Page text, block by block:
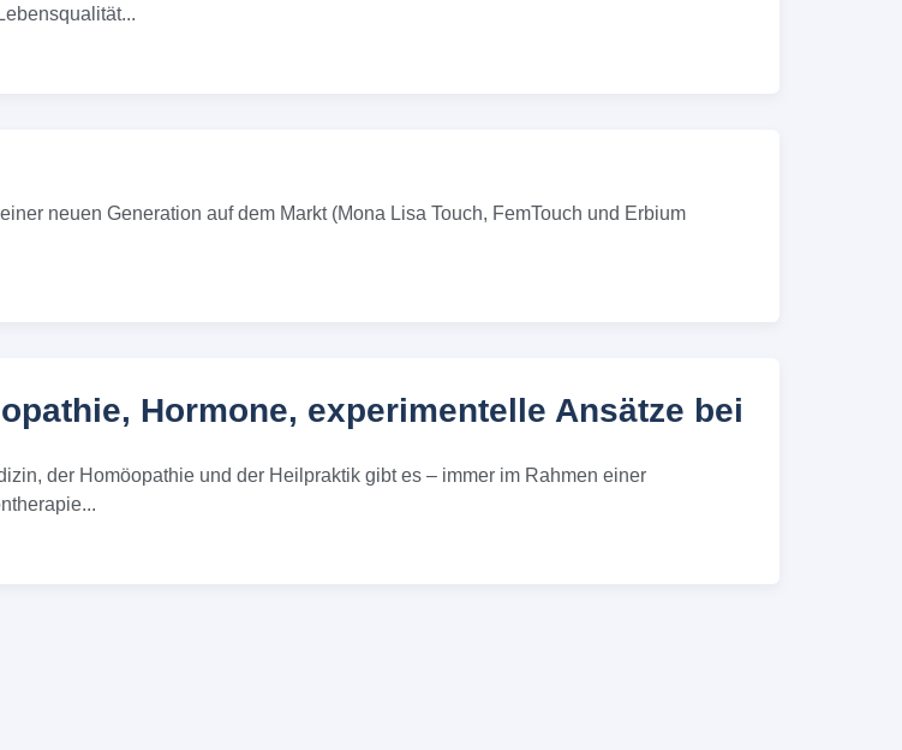
neuen Generation auf dem Markt (Mona Lisa Touch, FemTouch und Erbium
Hormone, experimentelle Ansätze bei
der Homöopathie und der Heilpraktik gibt es – immer im Rahmen einer